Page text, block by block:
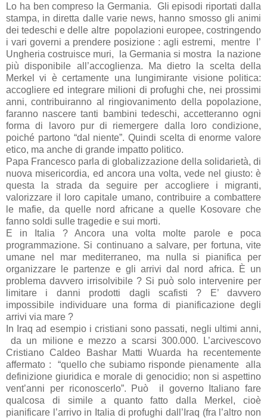
Lo ha ben compreso la Germania.
Gli episodi riportati dalla
stampa, in diretta dalle varie news, hanno smosso gli animi
dei tedeschi e delle altre popolazioni europee, costringendo
i vari governi a prendere posizione : agli estremi,
mentre
l’
Ungheria costruisce muri,
la Germania si mostra
la nazione
più disponibile all’accoglienza. Ma dietro la scelta della
Merkel vi è certamente una lungimirante visione politica:
accogliere ed integrare milioni di profughi che, nei prossimi
anni, contribuiranno al ringiovanimento della popolazione,
faranno nascere tanti bambini tedeschi, accetteranno ogni
forma di lavoro pur di riemergere dalla loro condizione,
poiché partono “dal niente”. Quindi scelta di enorme valore
etico, ma anche di grande impatto politico.
Papa Francesco parla di globalizzazione della solidarietà, di
nuova misericordia, ed ancora una volta, vede nel giusto: è
questa la strada da seguire per accogliere i migranti,
valorizzare il loro capitale umano, contribuire a combattere
le mafie, da quelle nord africane a quelle Kosovare che
fanno soldi sulle tragedie e sui morti.
E in Italia ? Ancora una volta molte parole e poca
programmazione. Si continuano a salvare, per fortuna, vite
umane nel mar mediterraneo, ma nulla si pianifica per
organizzare le partenze e gli arrivi dal nord africa. È un
problema davvero irrisolvibile ? Si può solo intervenire per
limitare i danni prodotti dagli scafisti ? E’ davvero
impossibile individuare una forma di pianificazione degli
arrivi via mare ?
In Iraq ad esempio i cristiani sono passati, negli ultimi anni,
da un milione e mezzo a scarsi 300.000. L’arcivescovo
Cristiano Caldeo Bashar Matti Wuarda ha recentemente
affermato :
“quello che subiamo risponde pienamente
alla
definizione giuridica e morale di genocidio; non si aspettino
vent’anni per riconoscerlo”. Può
il governo Italiano fare
qualcosa di simile a quanto fatto dalla Merkel, cioè
pianificare l’arrivo in Italia di profughi dall’Iraq (fra l’altro non